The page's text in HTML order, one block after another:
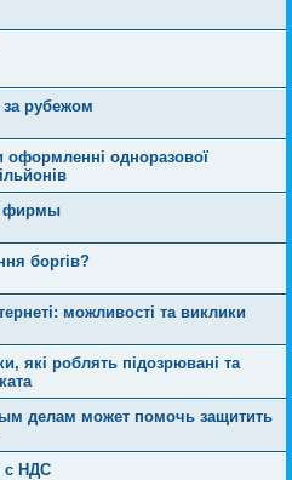
за рубежом
оформленні одноразової
фирмы
боргів?
можливості та виклики
які роблять підозрювані та
делам может помочь защитить
с НДС